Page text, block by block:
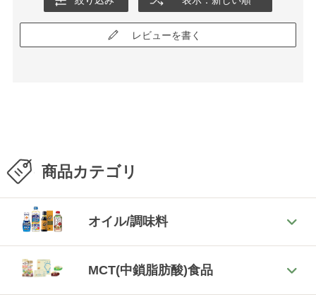
レビューを書く
商品カテゴリ
オイル/調味料
MCT(中鎖脂肪酸)食品